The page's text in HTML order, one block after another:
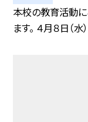
本校の教育活動
ます。 ４月８日（水